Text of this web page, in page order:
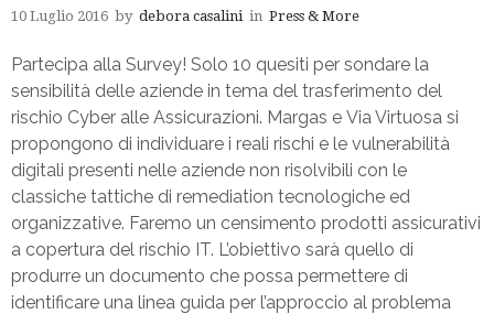
10 Luglio 2016 by debora casalini in Press & More
Partecipa alla Survey! Solo 10 quesiti per sondare la
sensibilità delle aziende in tema del trasferimento del
rischio Cyber alle Assicurazioni. Margas e Via Virtuosa si
propongono di individuare i reali rischi e le vulnerabilità
digitali presenti nelle aziende non risolvibili con le
classiche tattiche di remediation tecnologiche ed
organizzative. Faremo un censimento prodotti assicurativi
a copertura del rischio IT. L’obiettivo sarà quello di
produrre un documento che possa permettere di
identificare una linea guida per l’approccio al problema